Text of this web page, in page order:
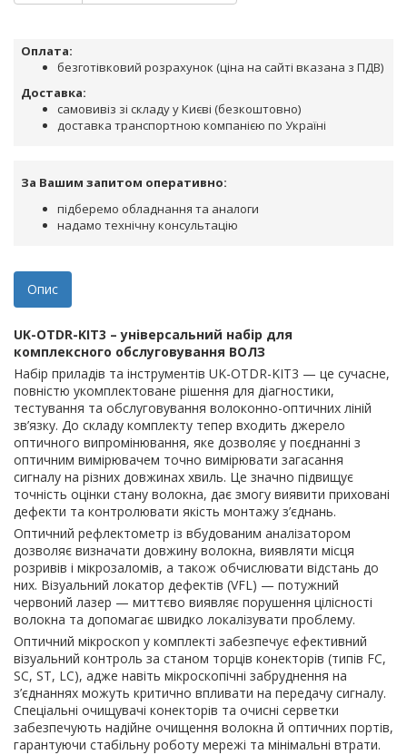
Оплата:
безготівковий розрахунок (ціна на сайті вказана з ПДВ)
Доставка:
самовивіз зі складу у Києві (безкоштовно)
доставка транспортною компанією по Україні
За Вашим запитом оперативно:
підберемо обладнання та аналоги
надамо технічну консультацію
Опис
UK-OTDR-KIT3 – універсальний набір для
комплексного обслуговування ВОЛЗ
Набір приладів та інструментів UK-OTDR-KIT3 — це сучасне,
повністю укомплектоване рішення для діагностики,
тестування та обслуговування волоконно-оптичних ліній
зв’язку. До складу комплекту тепер входить джерело
оптичного випромінювання, яке дозволяє у поєднанні з
оптичним вимірювачем точно вимірювати загасання
сигналу на різних довжинах хвиль. Це значно підвищує
точність оцінки стану волокна, дає змогу виявити приховані
дефекти та контролювати якість монтажу з’єднань.
Оптичний рефлектометр із вбудованим аналізатором
дозволяє визначати довжину волокна, виявляти місця
розривів і мікрозаломів, а також обчислювати відстань до
них. Візуальний локатор дефектів (VFL) — потужний
червоний лазер — миттєво виявляє порушення цілісності
волокна та допомагає швидко локалізувати проблему.
Оптичний мікроскоп у комплекті забезпечує ефективний
візуальний контроль за станом торців конекторів (типів FC,
SC, ST, LC), адже навіть мікроскопічні забруднення на
з’єднаннях можуть критично впливати на передачу сигналу.
Спеціальні очищувачі конекторів та очисні серветки
забезпечують надійне очищення волокна й оптичних портів,
гарантуючи стабільну роботу мережі та мінімальні втрати.